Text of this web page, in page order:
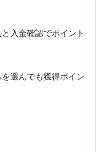
入金確認でポイント
選んでも獲得ポイン